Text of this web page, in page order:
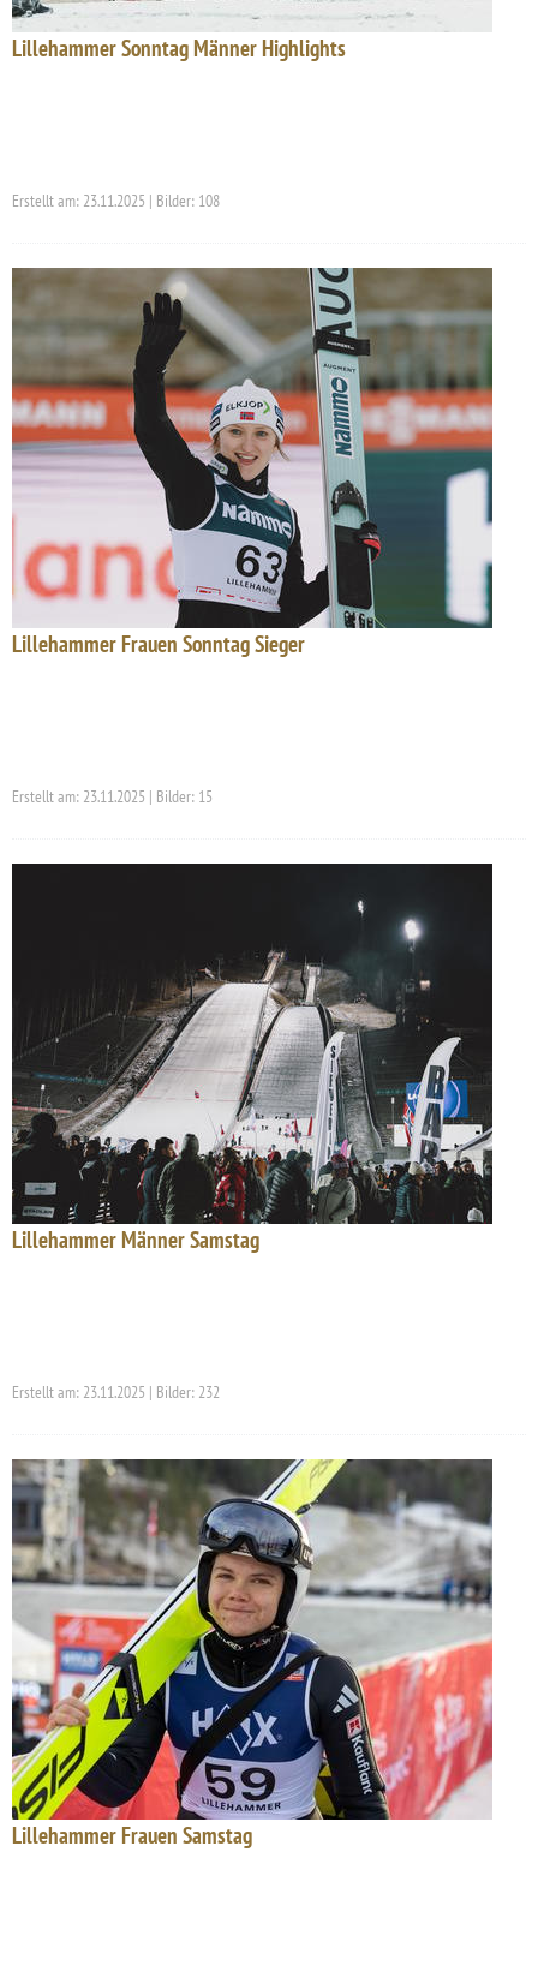
Lillehammer Sonntag Männer Highlights
Erstellt am: 23.11.2025 | Bilder: 108
Lillehammer Frauen Sonntag Sieger
Erstellt am: 23.11.2025 | Bilder: 15
Lillehammer Männer Samstag
Erstellt am: 23.11.2025 | Bilder: 232
Lillehammer Frauen Samstag